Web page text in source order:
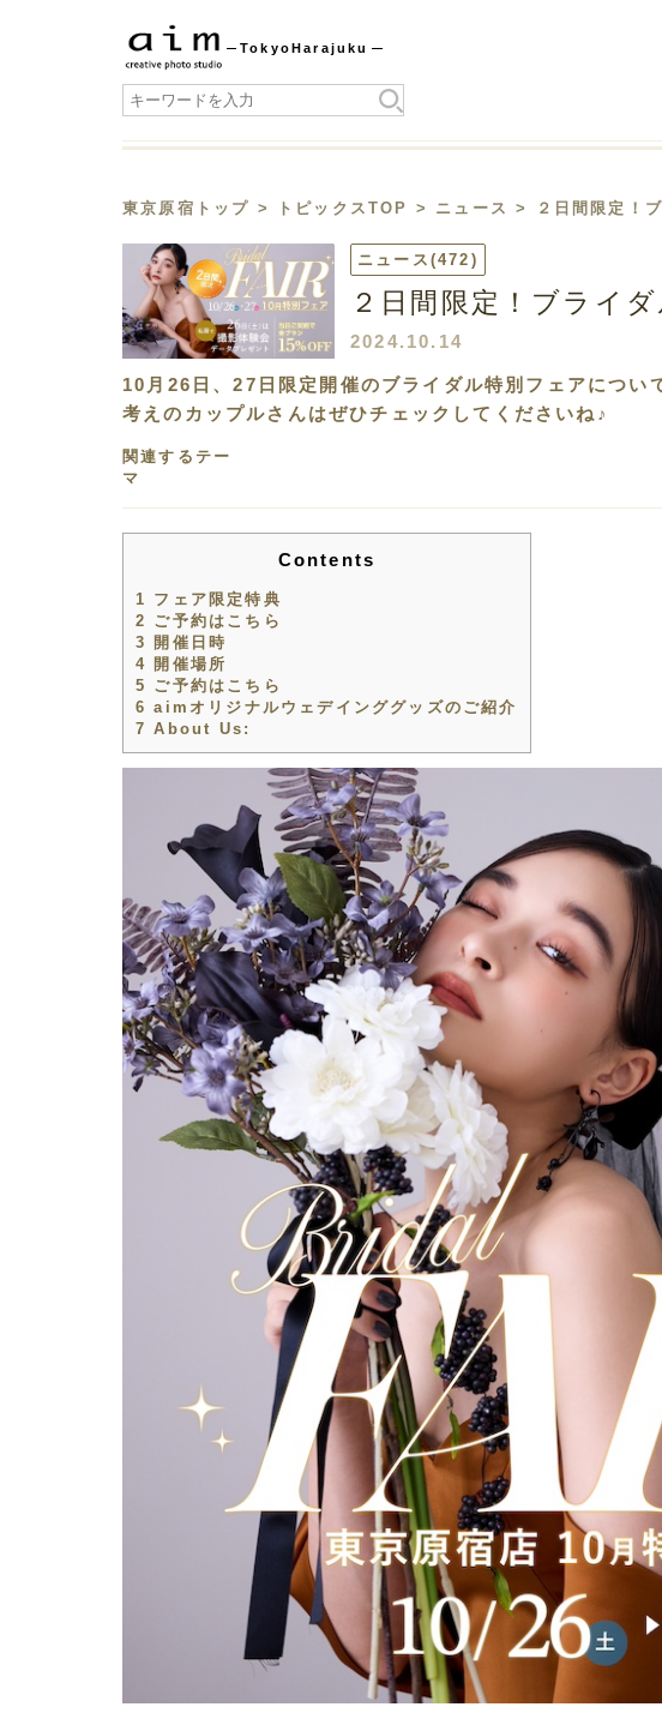
TokyoHarajuku
東京原宿トップ > トピックスTOP > ニュース > ２日間限定！
ニュース (472)
２日間限定！ブライ
2024.10.14
10月26日、27日限定開催のブライダル特別フェアについ
考えのカップルさんはぜひチェックしてくださいね♪
関連するテー
マ
Contents
1 フェア限定特典
2 ご予約はこちら
3
開催日時
4 開催場所
5 ご予約はこちら
6 aimオリジナルウェデインググッズのご紹介
7 About Us: